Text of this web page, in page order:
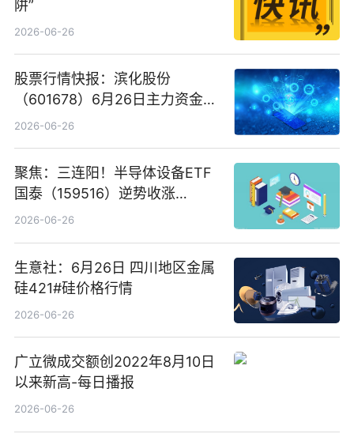
阱”
2026-06-26
股票行情快报：滨化股份
（601678）6月26日主力资金净
卖出5964.34万元
2026-06-26
聚焦：三连阳！半导体设备ETF
国泰（159516）逆势收涨
3.5%，近10日累计净流入超65
2026-06-26
生意社：6月26日 四川地区金属
硅421#硅价格行情
2026-06-26
广立微成交额创2022年8月10日
以来新高-每日播报
2026-06-26